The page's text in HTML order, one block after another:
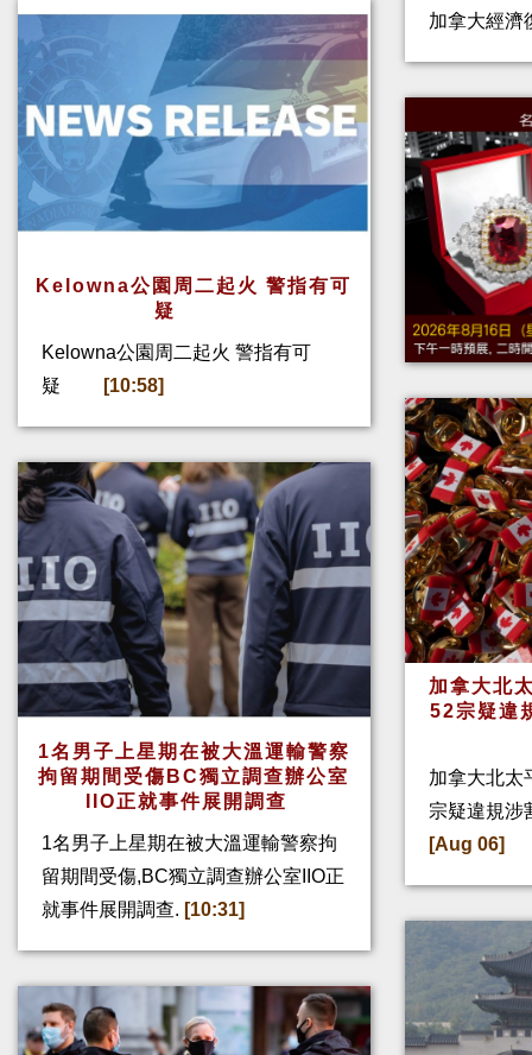
Kelowna公園周二起火 警指有可
疑
Kelowna公園周二起火 警指有可
疑
[10:58]
1名男子上星期在被大溫運輸警察
拘留期間受傷BC獨立調查辦公室
IIO正就事件展開調查
1名男子上星期在被大溫運輸警察拘
留期間受傷,BC獨立調查辦公室IIO正
就事件展開調查. [10:31]
加拿大經濟
加拿大北
52宗疑違
加拿大北太
宗疑違規涉
[Aug 06]